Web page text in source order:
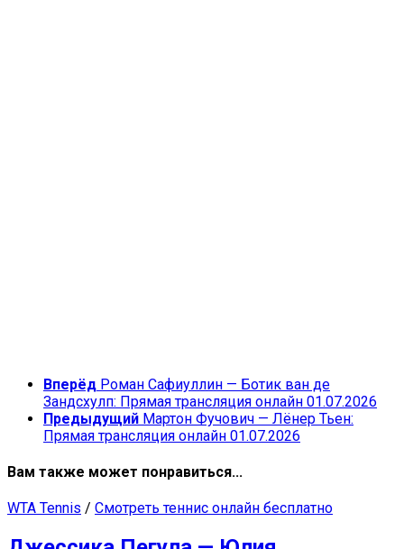
Вперёд Роман Сафиуллин — Ботик ван де
Зандсхулп: Прямая трансляция онлайн 01.07.2026
Предыдущий Мартон Фучович — Лёнер Тьен:
Прямая трансляция онлайн 01.07.2026
Вам также может понравиться...
WTA Tennis / Смотреть теннис онлайн бесплатно